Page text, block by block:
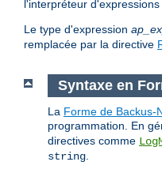
l'interpréteur d'expressions
Le type d'expression
remplacée par la directive
Syntaxe en
La Forme de Backus-
programmation. En
directives comme
string